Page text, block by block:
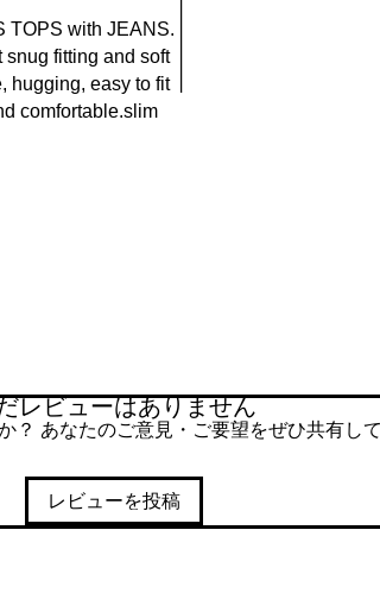
TOPS with JEANS.
snug fitting and soft
hugging, easy to fit
comfortable.slim
レビューはありません
？ あなたのご意見・ご要望をぜひ共有して
レビューを投稿